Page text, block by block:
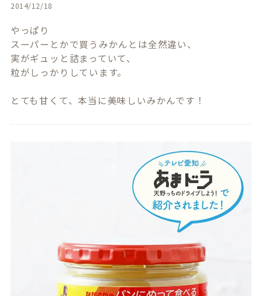
2014/12/18
やっぱり
スーパーとかで買うみかんとは全然違い、
実がギュッと詰まっていて、
粒がしっかりしています。